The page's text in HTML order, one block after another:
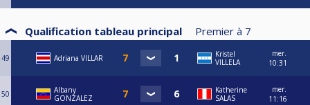
Qualification tableau principal Premier à 7
49 Adriana VILLAR
Kristel
VILLELA
mer.
10:31
50
Albany
GONZALEZ
Katherine
SALAS
mer.
11:16